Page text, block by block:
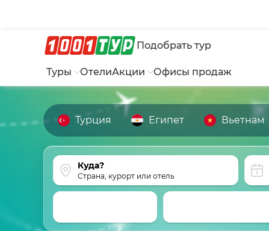
Подобрать тур
Туры ОтелиАкции Офисы продаж
Турция Египет Вьетнам
Страна, курорт или отель